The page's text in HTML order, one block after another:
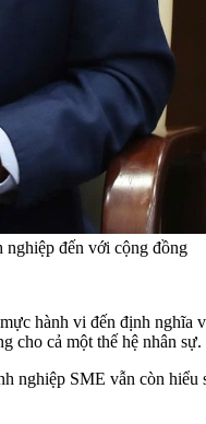
nghiệp đến với cộng đồng
hành vi đến định nghĩa
cho cả một thế hệ nhân sự.
SME vẫn còn hiểu